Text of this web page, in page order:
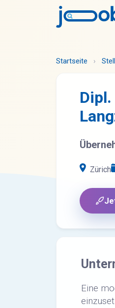
Startseite ›
Zürich
Eine